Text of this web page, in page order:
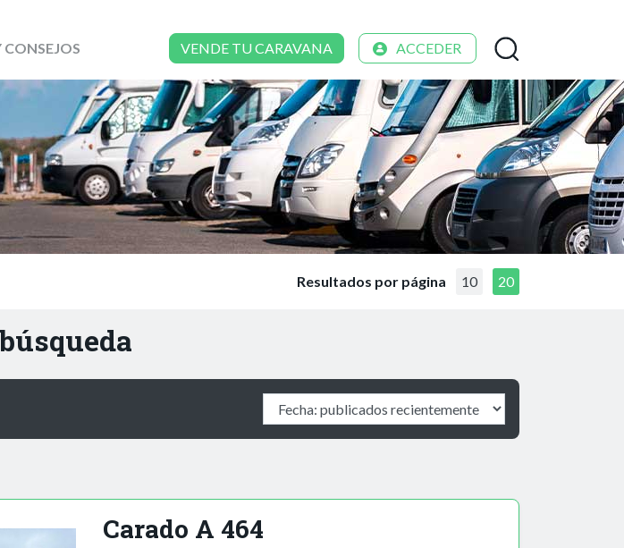
CONSEJOS VENDE TU CARAVANA ACCEDER
Resultados por página 10 20
Carado A 464